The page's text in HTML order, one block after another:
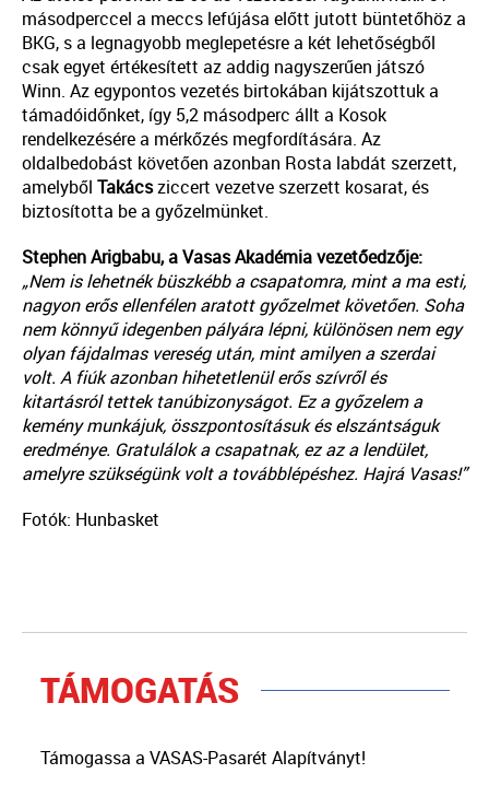
másodperccel a meccs lefújása előtt jutott büntetőhöz a
BKG, s a legnagyobb meglepetésre a két lehetőségből
csak egyet értékesített az addig nagyszerűen játszó
Winn. Az egypontos vezetés birtokában kijátszottuk a
támadóidőnket, így 5,2 másodperc állt a Kosok
rendelkezésére a mérkőzés megfordítására. Az
oldalbedobást követően azonban Rosta labdát szerzett,
amelyből Takácsziccert vezetve szerzett kosarat, és
biztosította be a győzelmünket.
Stephen Arigbabu, a Vasas Akadémia vezetőedzője:
„Nem is lehetnék büszkébb a csapatomra, mint a ma esti,
nagyon erős ellenfélen aratott győzelmet követően. Soha
nem könnyű idegenben pályára lépni, különösen nem egy
olyan fájdalmas vereség után, mint amilyen a szerdai
volt. A fiúk azonban hihetetlenül erős szívről és
kitartásról tettek tanúbizonyságot. Ez a győzelem a
kemény munkájuk, összpontosításuk és elszántságuk
eredménye. Gratulálok a csapatnak, ez az a lendület,
amelyre szükségünk volt a továbblépéshez. Hajrá Vasas!”
Fotók: Hunbasket
TÁMOGATÁS
Támogassa a VASAS-Pasarét Alapítványt!